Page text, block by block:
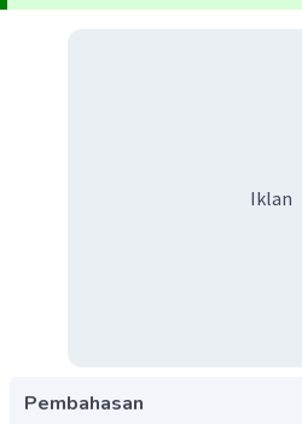
Iklan
Pembahasan